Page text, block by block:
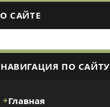
О САЙТЕ
НАВИГАЦИЯ ПО САЙТУ
Главная